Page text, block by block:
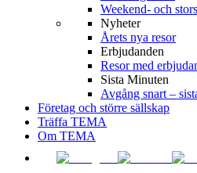
Weekend- och
Nyheter
Årets nya resor
Erbjudanden
Resor med
Sista Minuten
Avgång snart –
Företag och större sällskap
Träffa TEMA
Om TEMA